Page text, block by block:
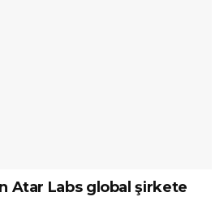
Atar Labs global şirkete